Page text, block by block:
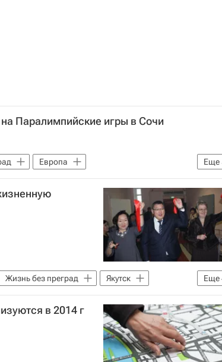
Паралимпийские игры в Сочи
Еще
Европа
Паралимпийские игры
Еще
Жизнь без преград
Якутск
мир Россия
в 2014 г